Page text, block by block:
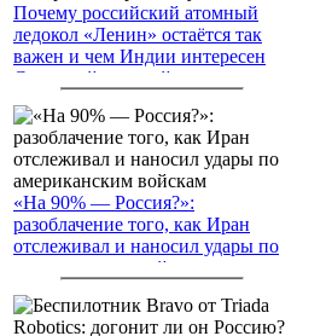
Почему российский атомный
ледокол «Ленин» остаётся так
важен и чем Индии интересен
Северный морской путь
«На 90% — Россия?»:
разоблачение того, как Иран
отслеживал и наносил удары по
американским войскам